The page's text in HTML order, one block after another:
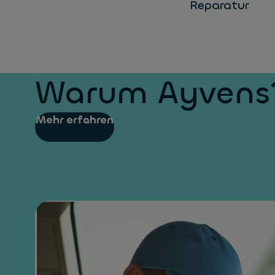
Reparatur
Warum
Mehr erfahren